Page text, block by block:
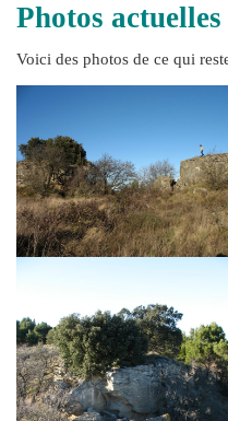
Photos actuelles
Voici des photos de ce qui